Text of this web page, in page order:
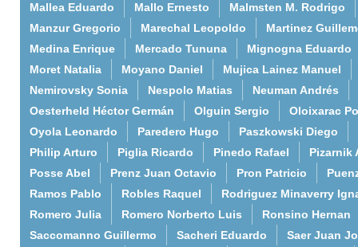
Mallea Eduardo
Mallo Ernesto
Malmsten M. Rodrigo
Manzur Gregorio
Marechal Leopoldo
Martinez
Medina Enrique
Mercado Tununa
Mignogna Eduardo
Moret Natalia
Moyano Daniel
Mujica Lainez Manuel
Nemirovsky Sonia
Nespolo Matias
Neuman Andrés
Oesterheld Héctor Germán
Olguin Sergio
Oloixarac
Oyola Leonardo
Paredero Hugo
Paszkowski Diego
Philip Arturo
Piglia Ricardo Pinedo Rafael
Pizarnik
Posse Abel
Prenz Juan Octavio Pron Patricio
Ramos Pablo
Robles Raquel
Rodriguez Minaverry
Romero Julia
Romero Norberto Luis
Ronsino Hernan
Saccomanno Guillermo
Sacheri Eduardo
Saer Juan